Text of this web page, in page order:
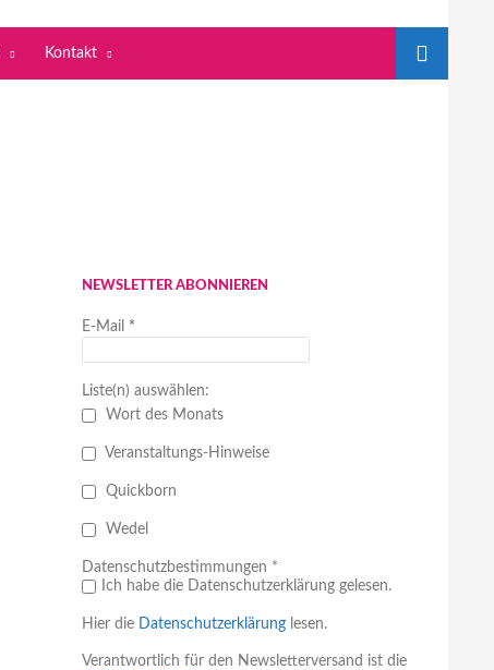
Kontakt
NEWSLETTER ABONNIEREN
E-Mail *
Liste(n) auswählen:
Wort des Monats
Veranstaltungs-Hinweise
Quickborn
Wedel
Datenschutzbestimmungen *
Ich habe die Datenschutzerklärung gelesen.
Hier die Datenschutzerklärung lesen.
Verantwortlich für den Newsletterversand ist die